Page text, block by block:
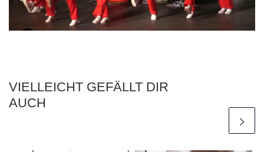
VIELLEICHT GEFÄLLT DIR
AUCH